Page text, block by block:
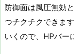
防御面は風圧無効
つチクチクできま
いくので、HPバー